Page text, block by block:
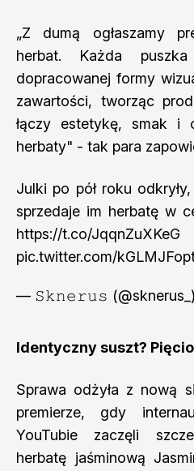
„Z dumą ogłaszamy
herbat. Każda puszka
dopracowanej formy
zawartości, tworząc
łączy estetykę, smak i
herbaty" - tak para
Julki po pół roku
sprzedaje im herbatę w
https://t.co/JqqnZuXKeG
pic.twitter.com/
— 𝚂𝚔𝚗𝚎𝚛𝚞𝚜 (@sknerus_)
Identyczny suszt?
Sprawa odżyła z nową
premierze, gdy
YouTubie zaczęli
herbatę jaśminową